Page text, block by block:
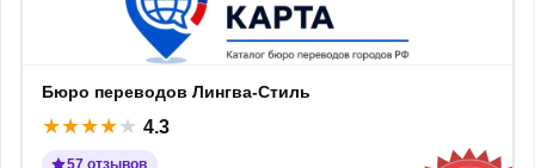
Бюро переводов Лингва-Стиль
★★★★★ 4.3
57 отзывов